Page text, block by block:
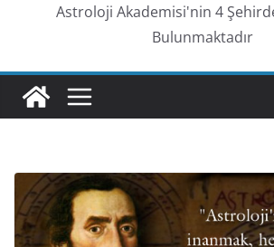
Astroloji Akademisi'nin 4
Bulunmaktadır